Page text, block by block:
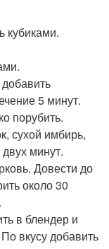
кубиками.
5 минут.
порубить.
сухой имбирь,
минут.
Довести до
около 30
в блендер и
вкусу добавить